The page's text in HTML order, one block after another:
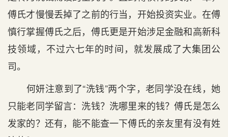
傅氏才慢慢丢掉了之前的行当，开始投资实业。在傅
慎行掌握傅氏之后，傅氏更是开始涉足金融和高新科
技领域，不过六七年的时间，就发展成了大集团公
司。
何妍注意到了“洗钱”两个字，老同学没在线，她
只能老同学留言：洗钱？洗哪里来的钱？傅氏是怎么
发家的？还有，能不能查一下傅氏的亲友里有没有姓